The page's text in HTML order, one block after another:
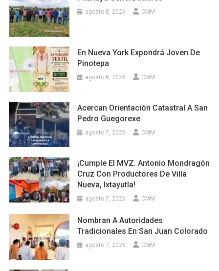
agosto 8, 2026 CMM
En Nueva York Expondrá Joven De
Pinotepa
agosto 8, 2026 CMM
Acercan Orientación Catastral A San
Pedro Guegorexe
agosto 7, 2026 CMM
¡Cumple El MVZ. Antonio Mondragón
Cruz Con Productores De Villa
Nueva, Ixtayutla!
agosto 7, 2026 CMM
Nombran A Autoridades
Tradicionales En San Juan Colorado
agosto 7, 2026 CMM